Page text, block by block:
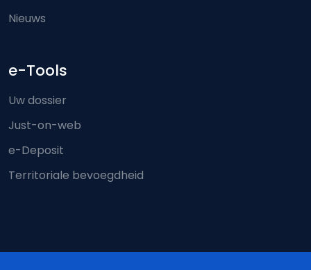
Nieuws
e-Tools
Uw dossier
Just-on-web
e-Deposit
Territoriale bevoegdheid